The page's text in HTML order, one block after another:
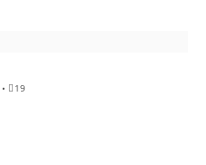
• 19